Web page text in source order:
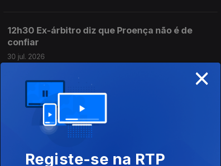
12h30 Ex-árbitro diz que Proença não é de
confiar
30 jul. 2026
18h30 Marco Silva conta com mundialistas
12h30 Proença e APAF reunidos; FC Porto
negoceia Souza
×
Registe-se na RTP